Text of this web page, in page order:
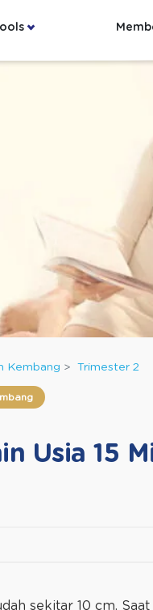
Kembang Trimester 2
Usia 15
sekitar 10 cm.